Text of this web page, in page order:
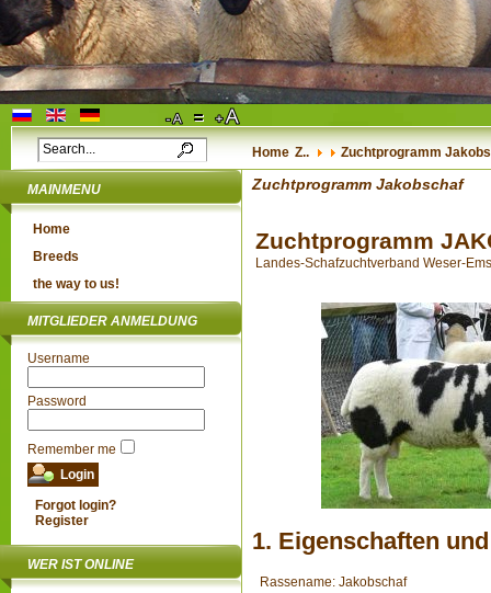
Home Z.. Zuchtprogramm
MAINMENU
Home
Breeds
the way to us!
MITGLIEDER ANMELDUNG
Username
Password
Remember me
Forgot login?
Register
WER IST ONLINE
Zuchtprogramm Jakobschaf
Zuchtprogramm
Landes-Schafzuchtverband Weser-
1. Eigenschaften
Rassename: Jakobschaf